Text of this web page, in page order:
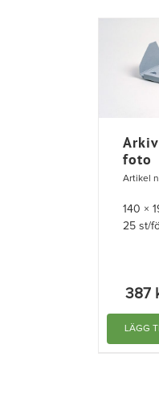
foto
Artikel
140 ×
25 st/
387
LÄGG